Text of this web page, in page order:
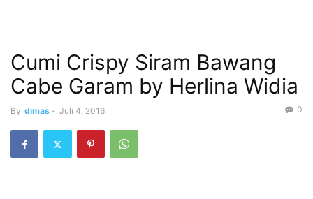
Cumi Crispy Siram Bawang
Cabe Garam by Herlina Widia
By dimas - Juli 4, 2016 0